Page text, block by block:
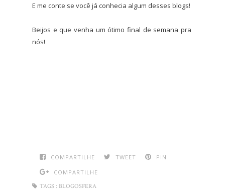
E me conte se você já conhecia algum desses blogs!
Beijos e que venha um ótimo final de semana pra
nós!
COMPARTILHE TWEET
PIN
COMPARTILHE
TAGS : BLOGOSFERA